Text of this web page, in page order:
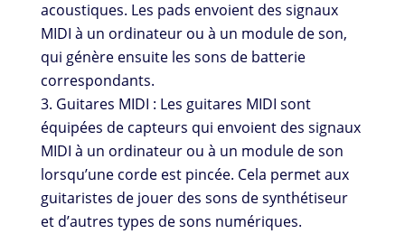
acoustiques. Les pads envoient des signaux
MIDI à un ordinateur ou à un module de son,
qui génère ensuite les sons de batterie
correspondants.
Guitares MIDI : Les guitares MIDI sont
équipées de capteurs qui envoient des signaux
MIDI à un ordinateur ou à un module de son
lorsqu’une corde est pincée. Cela permet aux
guitaristes de jouer des sons de synthétiseur
et d’autres types de sons numériques.